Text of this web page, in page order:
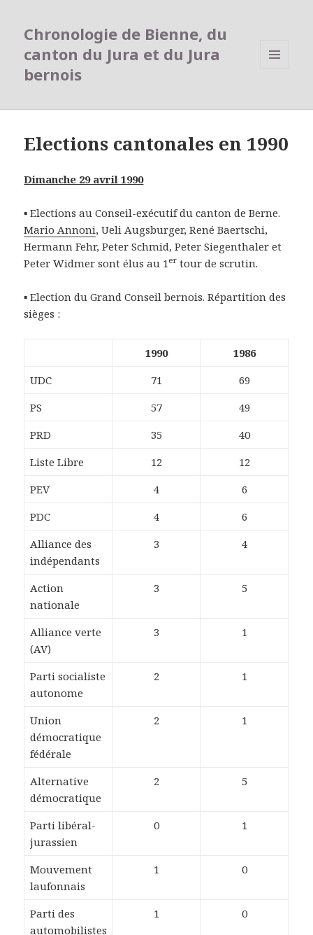
Chronologie de Bienne, du
canton du Jura et du Jura
bernois
Elections cantonales en 1990
Dimanche 29 avril 1990
▪ Elections au Conseil-exécutif du canton de Berne.
Mario Annoni, Ueli Augsburger, René Baertschi,
Hermann Fehr, Peter Schmid, Peter Siegenthaler et
Peter Widmer sont élus au 1er tour de scrutin.
▪ Election du Grand Conseil bernois. Répartition des
sièges :
1990
1986
UDC
71
69
PS
57
49
PRD
35
40
Liste Libre
12
12
PEV
4
6
PDC
4
6
Alliance des
indépendants
3 4
Action
nationale
3 5
Alliance verte
(AV)
3 1
Parti socialiste
autonome
2 1
Union
démocratique
fédérale
2 1
Alternative
démocratique
2 5
Parti libéral-
jurassien
0 1
Mouvement
laufonnais
1 0
Parti des
automobilistes
1 0